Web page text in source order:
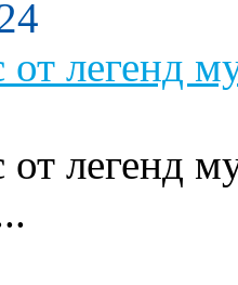
от легенд
от легенд